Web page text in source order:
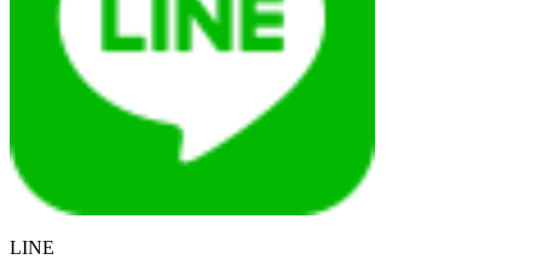
LINE